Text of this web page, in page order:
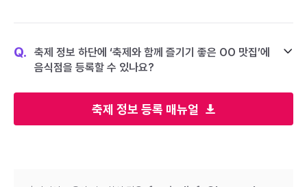
축제 정보 등록 매뉴얼
Q.
축제 정보 하단에 ‘축제와 함께 즐기기 좋은 OO 맛집’에
음식점을 등록할 수 있나요?